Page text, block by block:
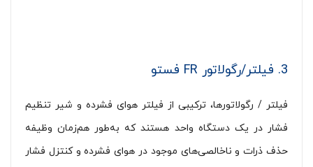
3. فیلتر/رگولاتور FR فستو
فیلتر / رگولاتورها، ترکیبی از فیلتر هوای فشرده و شیر تنظیم
فشار در یک دستگاه واحد هستند که به‌طور هم‌زمان وظیفه
حذف ذرات و ناخالصی‌های موجود در هوای فشرده و کنتزل فشار